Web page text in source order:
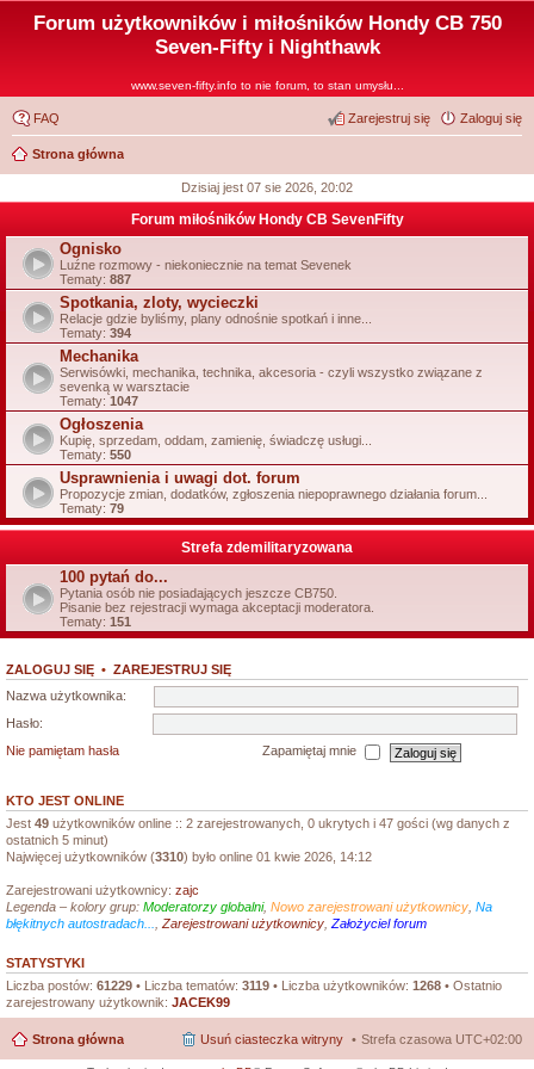
Forum użytkowników i miłośników Hondy CB 750
Seven-Fifty i Nighthawk
www.seven-fifty.info to nie forum, to stan umysłu...
FAQ Zaloguj się
Zarejestruj się
Strona główna
Dzisiaj jest 07 sie 2026, 20:02
Forum miłośników Hondy CB SevenFifty
Ognisko
Luźne rozmowy - niekoniecznie na temat Sevenek
Tematy: 887
Spotkania, zloty, wycieczki
Relacje gdzie byliśmy, plany odnośnie spotkań i inne...
Tematy: 394
Mechanika
Serwisówki, mechanika, technika, akcesoria - czyli wszystko związane z
sevenką w warsztacie
Tematy: 1047
Ogłoszenia
Kupię, sprzedam, oddam, zamienię, świadczę usługi...
Tematy: 550
Usprawnienia i uwagi dot. forum
Propozycje zmian, dodatków, zgłoszenia niepoprawnego działania forum...
Tematy: 79
Strefa zdemilitaryzowana
100 pytań do...
Pytania osób nie posiadających jeszcze CB750.
Pisanie bez rejestracji wymaga akceptacji moderatora.
Tematy: 151
ZALOGUJ SIĘ • ZAREJESTRUJ SIĘ
Nazwa użytkownika:
Hasło:
Nie pamiętam hasła
Zapamiętaj mnie
KTO JEST ONLINE
Jest 49 użytkowników online :: 2 zarejestrowanych, 0 ukrytych i 47 gości (wg danych z
ostatnich 5 minut)
Najwięcej użytkowników (3310) było online 01 kwie 2026, 14:12
Zarejestrowani użytkownicy: zajc
Legenda – kolory grup: Moderatorzy globalni, Nowo zarejestrowani użytkownicy Na
błękitnych autostradach...
Zarejestrowani użytkownicy Założyciel forum
STATYSTYKI
Liczba postów: 61229 • Liczba tematów: 3119 • Liczba użytkowników: 1268 • Ostatnio
zarejestrowany użytkownik: JACEK99
Strona główna Strefa czasowa UTC+02:00
Usuń ciasteczka witryny